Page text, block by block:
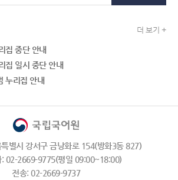
더 보기 +
집 중단 안내
집 일시 중단 안내
누리집 안내
별시 강서구 금낭화로 154(방화3동 827)
: 02-2669-9775(평일 09:00~18:00)
전송: 02-2669-9737